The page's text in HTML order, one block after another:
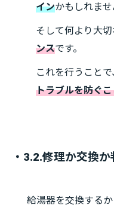
インかもしれませ
そして何より大切
ンスです。
これを行うことで
トラブルを防ぐ
・3.2.修理か交換
給湯器を交換する